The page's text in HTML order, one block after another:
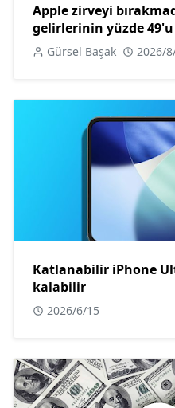
Apple zirveyi
gelirlerinin yüzde
Gürsel Başak 2026/
Katlanabilir iPhone
kalabilir
2026/6/15